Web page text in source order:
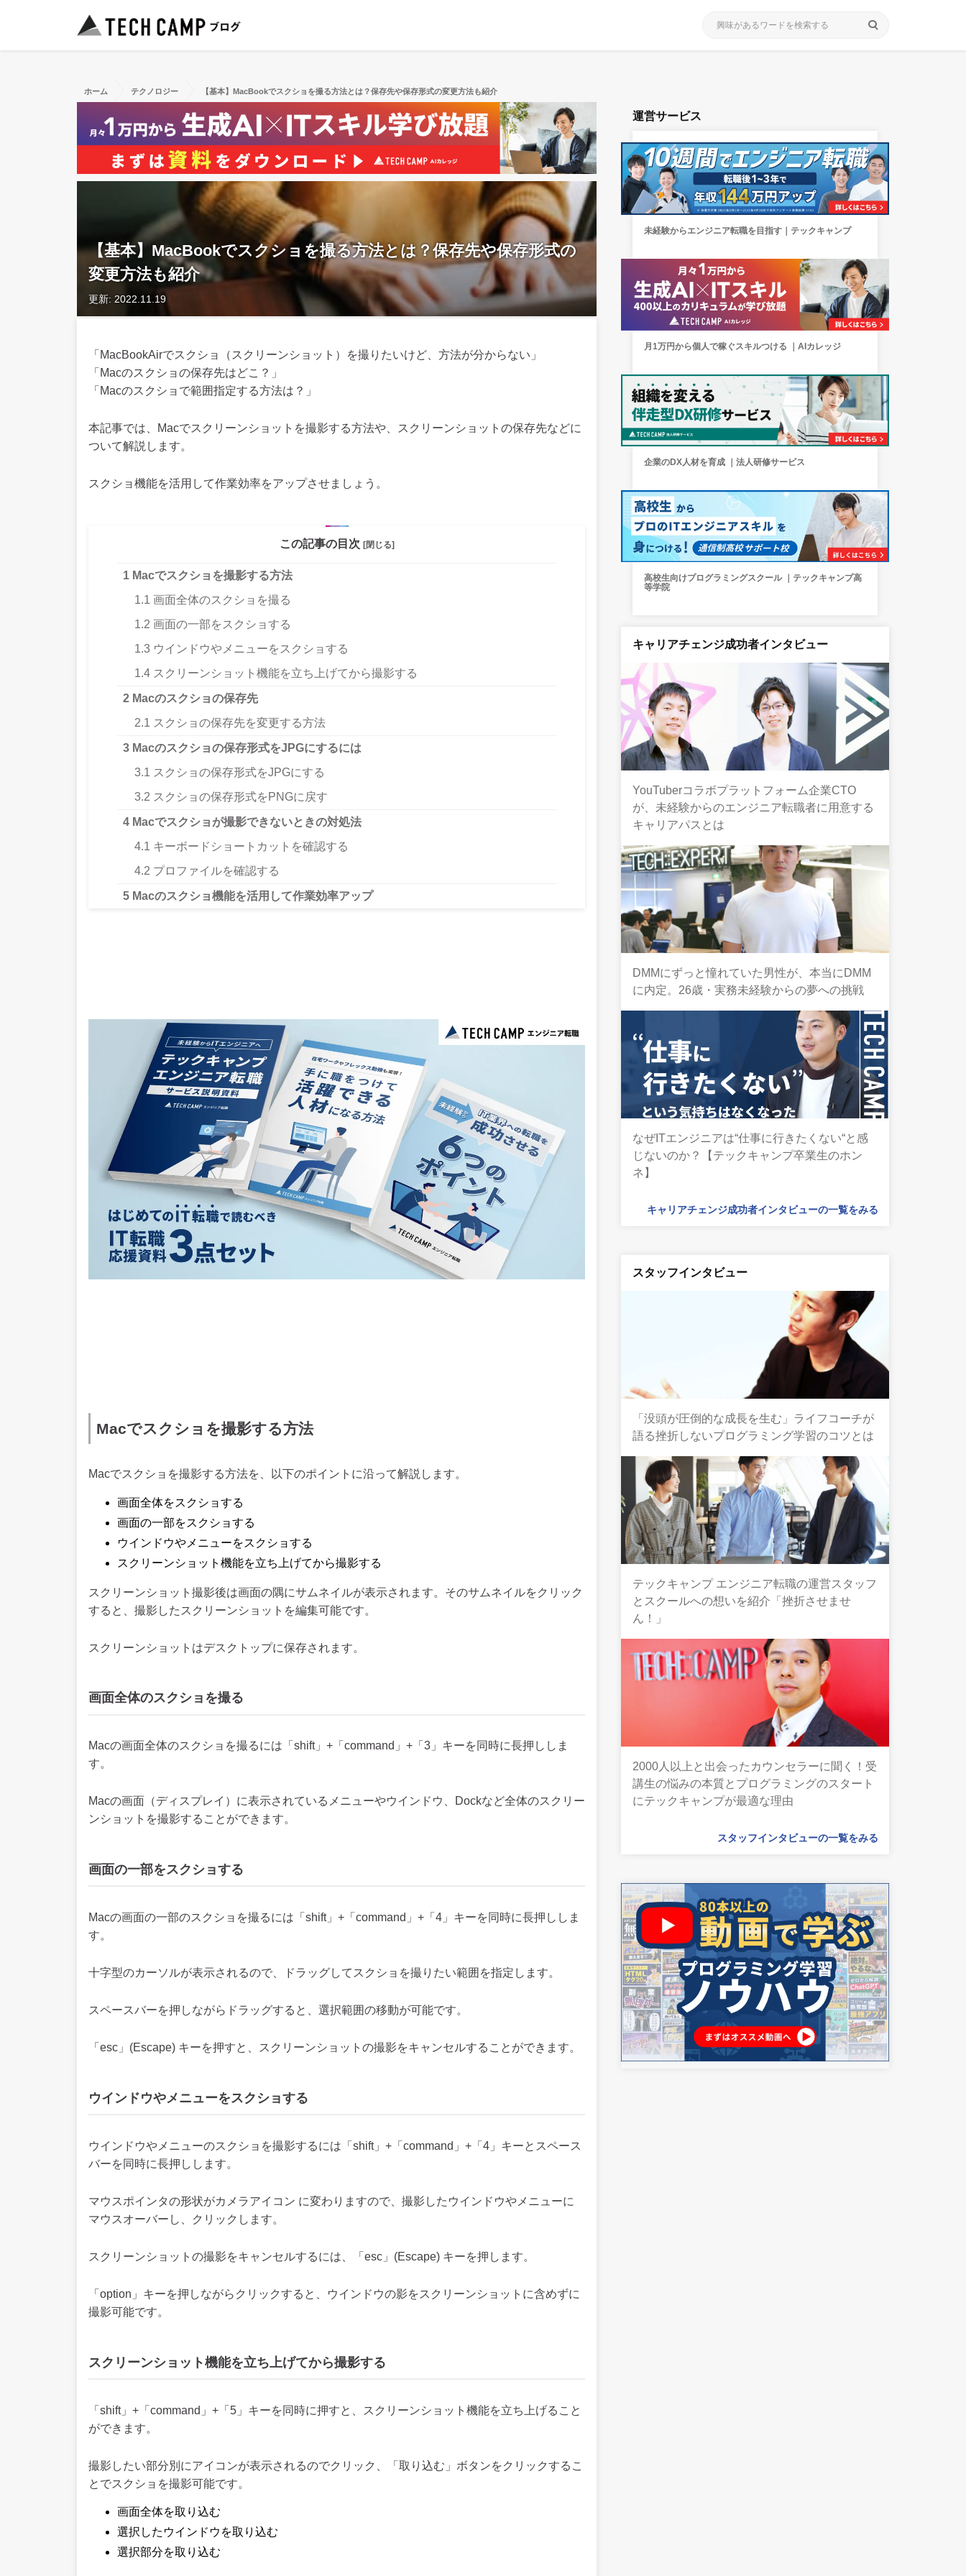
search
ホーム テクノロジー 【基本】MacBookでスクショを撮る方法とは？保存先や保存形式の変更方法も紹介
【基本】MacBookでスクショを撮る方法とは？保存先や保存形式の
変更方法も紹介
更新: 2022.11.19
「MacBookAirでスクショ（スクリーンショット）を撮りたいけど、方法が分からない」
「Macのスクショの保存先はどこ？」
「Macのスクショで範囲指定する方法は？」
本記事では、Macでスクリーンショットを撮影する方法や、スクリーンショットの保存先などに
ついて解説します。
スクショ機能を活用して作業効率をアップさせましょう。
この記事の目次 [閉じる]
1 Macでスクショを撮影する方法
1.1 画面全体のスクショを撮る
1.2 画面の一部をスクショする
1.3 ウインドウやメニューをスクショする
1.4 スクリーンショット機能を立ち上げてから撮影する
2 Macのスクショの保存先
2.1 スクショの保存先を変更する方法
3 Macのスクショの保存形式をJPGにするには
3.1 スクショの保存形式をJPGにする
3.2 スクショの保存形式をPNGに戻す
4 Macでスクショが撮影できないときの対処法
4.1 キーボードショートカットを確認する
4.2 プロファイルを確認する
5 Macのスクショ機能を活用して作業効率アップ
Macでスクショを撮影する方法
Macでスクショを撮影する方法を、以下のポイントに沿って解説します。
画面全体をスクショする
画面の一部をスクショする
ウインドウやメニューをスクショする
スクリーンショット機能を立ち上げてから撮影する
スクリーンショット撮影後は画面の隅にサムネイルが表示されます。そのサムネイルをクリック
すると、撮影したスクリーンショットを編集可能です。
スクリーンショットはデスクトップに保存されます。
画面全体のスクショを撮る
Macの画面全体のスクショを撮るには「shift」+「command」+「3」キーを同時に長押ししま
す。
Macの画面（ディスプレイ）に表示されているメニューやウインドウ、Dockなど全体のスクリー
ンショットを撮影することができます。
画面の一部をスクショする
Macの画面の一部のスクショを撮るには「shift」+「command」+「4」キーを同時に長押ししま
す。
十字型のカーソルが表示されるので、ドラッグしてスクショを撮りたい範囲を指定します。
スペースバーを押しながらドラッグすると、選択範囲の移動が可能です。
「esc」(Escape) キーを押すと、スクリーンショットの撮影をキャンセルすることができます。
ウインドウやメニューをスクショする
ウインドウやメニューのスクショを撮影するには「shift」+「command」+「4」キーとスペース
バーを同時に長押しします。
マウスポインタの形状がカメラアイコン に変わりますので、撮影したウインドウやメニューに
マウスオーバーし、クリックします。
スクリーンショットの撮影をキャンセルするには、「esc」(Escape) キーを押します。
「option」キーを押しながらクリックすると、ウインドウの影をスクリーンショットに含めずに
撮影可能です。
スクリーンショット機能を立ち上げてから撮影する
「shift」+「command」+「5」キーを同時に押すと、スクリーンショット機能を立ち上げること
ができます。
撮影したい部分別にアイコンが表示されるのでクリック、「取り込む」ボタンをクリックするこ
とでスクショを撮影可能です。
画面全体を取り込む
選択したウインドウを取り込む
選択部分を取り込む
運営サービス
未経験からエンジニア転職を目指す｜テックキャンプ
月1万円から個人で稼ぐスキルつける ｜AIカレッジ
企業のDX人材を育成 ｜法人研修サービス
高校生向けプログラミングスクール ｜テックキャンプ高
等学院
キャリアチェンジ成功者インタビュー
YouTuberコラボプラットフォーム企業CTO
が、未経験からのエンジニア転職者に用意する
キャリアパスとは
DMMにずっと憧れていた男性が、本当にDMM
に内定。26歳・実務未経験からの夢への挑戦
なぜITエンジニアは“仕事に行きたくない“と感
じないのか？【テックキャンプ卒業生のホン
ネ】
キャリアチェンジ成功者インタビューの一覧をみる
スタッフインタビュー
「没頭が圧倒的な成長を生む」ライフコーチが
語る挫折しないプログラミング学習のコツとは
テックキャンプ エンジニア転職の運営スタッフ
とスクールへの想いを紹介「挫折させませ
ん！」
2000人以上と出会ったカウンセラーに聞く！受
講生の悩みの本質とプログラミングのスタート
にテックキャンプが最適な理由
スタッフインタビューの一覧をみる